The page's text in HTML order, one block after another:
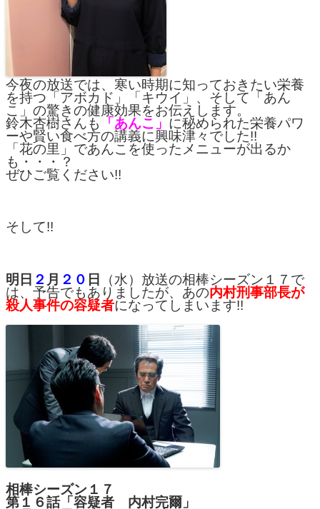
今夜の放送では、寒い時期に知っておきたい栄養
を持つ「アボカド」「キウイ」、そして「あん
こ」の驚きの健康効果をお伝えします。
鈴木杏樹さんも
「あんこ」 に秘められた栄養パワ
ーや賢い食べ方の講義に興味津々でした!!
「花の里」であんこを使ったメニューが出るか
も・・・？
ぜひご覧ください!!
そして!!
明日 ２ 月 ２０ 日
（水）放送の相棒シーズン１７で
は、予告でもありましたが、あの内村刑事部長が
殺人事件の容疑者になってしまいます!!
相棒シーズン１７
第１６話「容疑者 内村完爾」